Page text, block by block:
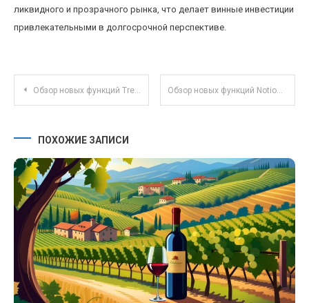
ликвидного и прозрачного рынка, что делает винные инвестиции
привлекательными в долгосрочной перспективе.
Навигация по записям
Обзор новых функций Trello для командной коллаборации и автоматизации процессов Обзор новых функций Notion для командного управления проектами и совместной работы
ПОХОЖИЕ ЗАПИСИ